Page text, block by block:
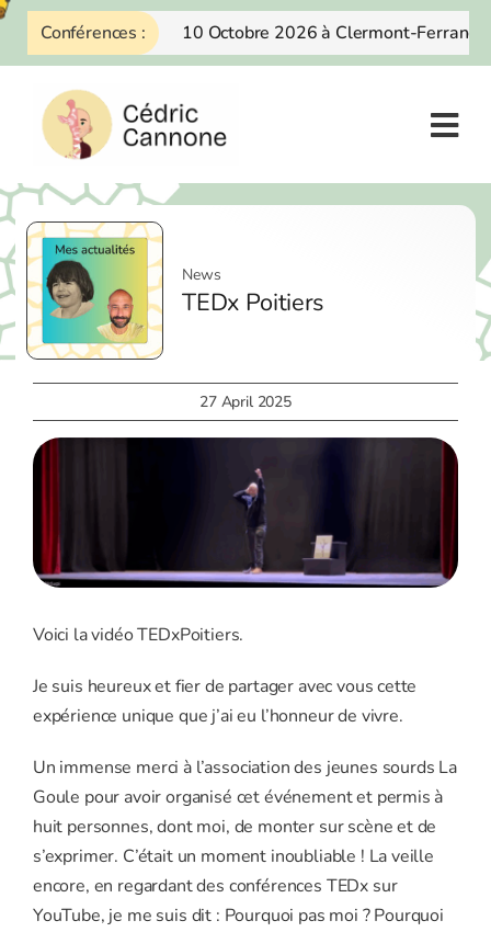
Skip
Conférences : 10 Octobre 2026 à Clermont-Ferrand
News
TEDx Poitiers
27 April 2025
Voici la vidéo TEDxPoitiers.
Je suis heureux et fier de partager avec vous cette
expérience unique que j’ai eu l’honneur de vivre.
Un immense merci à l’association des jeunes sourds La
Goule pour avoir organisé cet événement et permis à
huit personnes, dont moi, de monter sur scène et de
s’exprimer. C’était un moment inoubliable ! La veille
encore, en regardant des conférences TEDx sur
YouTube, je me suis dit : Pourquoi pas moi ? Pourquoi